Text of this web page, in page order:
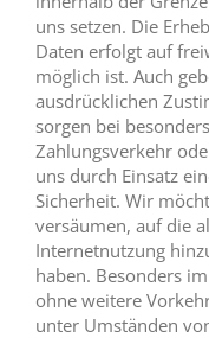
uns setzen. Die
Daten erfolgt auf
möglich ist. Auch
ausdrücklichen
sorgen bei
Zahlungsverkehr
uns durch Einsatz
Sicherheit. Wir
versäumen, auf die
Internetnutzung
haben. Besonders
ohne weitere
unter Umständen